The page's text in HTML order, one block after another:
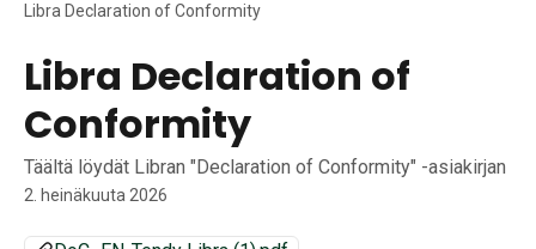
Libra Declaration of Conformity
Libra Declaration of
Conformity
Täältä löydät Libran "Declaration of Conformity" -asiakirjan
2. heinäkuuta 2026